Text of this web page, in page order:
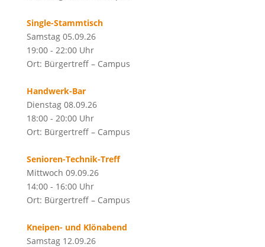
Single-Stammtisch
Samstag 05.09.26
19:00 - 22:00 Uhr
Ort: Bürgertreff – Campus
Handwerk-Bar
Dienstag 08.09.26
18:00 - 20:00 Uhr
Ort: Bürgertreff – Campus
Senioren-Technik-Treff
Mittwoch 09.09.26
14:00 - 16:00 Uhr
Ort: Bürgertreff – Campus
Kneipen- und Klönabend
Samstag 12.09.26